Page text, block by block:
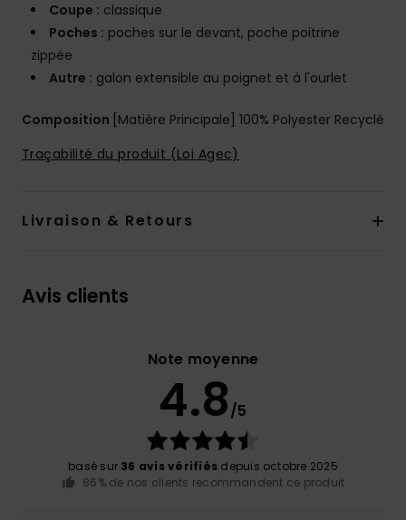
Coupe : classique
Poches : poches sur le devant, poche poitrine
zippée
Autre : galon extensible au poignet et à l'ourlet
Composition [Matière Principale] 100% Polyester Recyclé
Traçabilité du produit (Loi Agec)
Livraison & Retours
Avis clients
Note moyenne
4.8/5
basé sur 36 avis vérifiés depuis octobre 2025
86% de nos clients recommandent ce produit